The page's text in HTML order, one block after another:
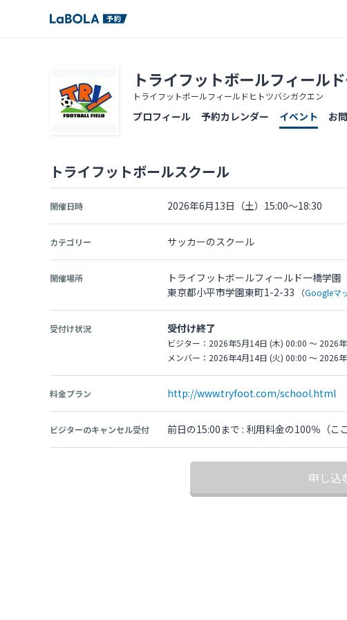
トライフットボールフィール
トライフットボールフィールドヒトツバシガクエン
プロフィール 予約カレンダー イベント お
トライフットボールスクール
開催日時 2026年6月13日（土）15:00～18:30
カテゴリー サッカーのスクール
開催場所 トライフットボールフィールド一橋学園
東京都小平市学園東町1-2-33 （Googleマ
受付け状況 受付け終了
ビジター：2026年5月14日 (木) 00:00 〜 2026
メンバー：2026年4月14日 (火) 00:00 〜 2026
料金プラン http://www.tryfoot.com/school.html
ビジターのキャンセル受付 前日の15:00まで : 利用料金の100％（こ
申し込